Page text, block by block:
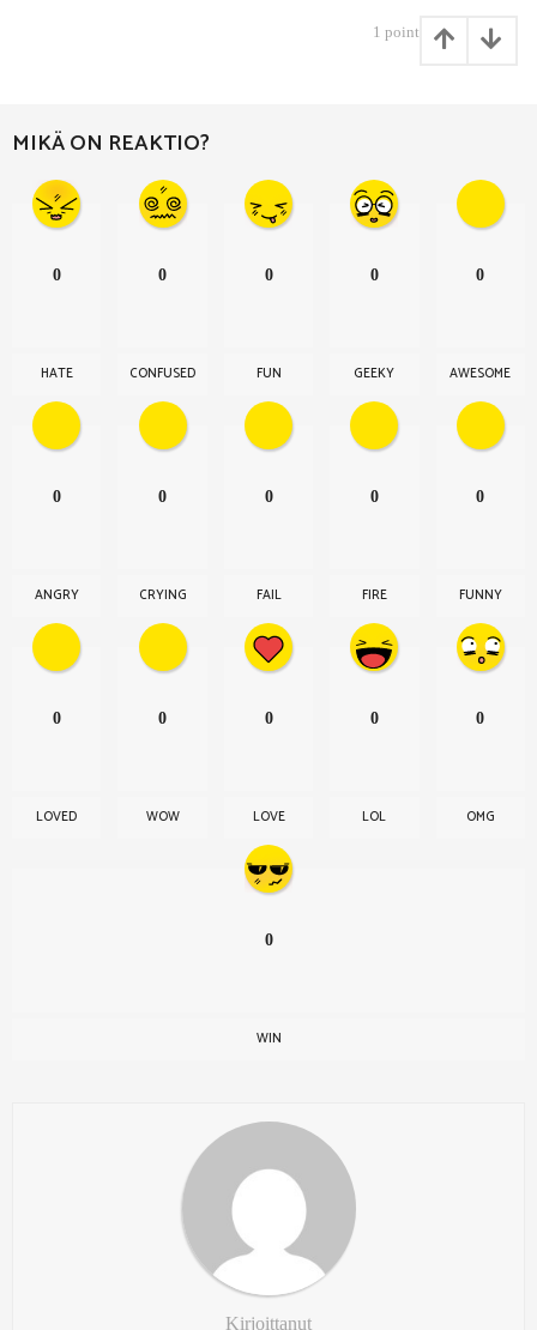
a
1 point
MIKÄ ON REAKTIO?
0
HATE
0
CONFUSED
0
FUN
0
GEEKY
0
AWESOME
0
ANGRY
0
CRYING
0
FAIL
0
FIRE
0
FUNNY
0
LOVED
0
WOW
0
LOVE
0
LOL
0
OMG
0
WIN
Kirjoittanut